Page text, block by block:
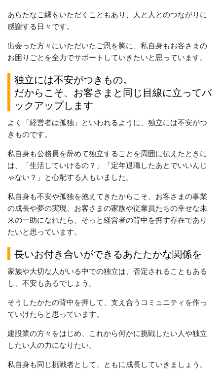
あらたなご縁をいただくこともあり、人と人とのつながりに
感謝する日々です。
出会った方々にいただいたご恩を胸に、私自身もお客さまの
お困りごとを全力でサポートしていきたいと思っています。
独立には不安がつきもの。
だからこそ、お客さまと同じ目線に立ってバ
ックアップします
よく「経営者は孤独」といわれるように、独立には不安がつ
きものです。
私自身も公務員を辞めて独立することを周囲に伝えたときに
は、「生活していけるの？」「定年退職したあとでいいんじ
ゃない？」と心配する人もいました。
私自身も不安や孤独を抱えてきたからこそ、お客さまの事業
の成長や夢の実現、お客さまの家族や従業員たちの幸せな未
来の一助になれたら、そっと経営者の背中を押す存在であり
たいと思っています。
長いお付き合いができるあたたかな関係を
家族や大切な人がいる中での独立は、否定されることもある
し、不安もあるでしょう。
そうしたかたの背中を押して、支え合うコミュニティを作っ
ていけたらと思っています。
建設業の方々をはじめ、これから何かに挑戦したい人や独立
したい人の力になりたい。
私自身も同じ挑戦者として、ともに成長していきましょう。